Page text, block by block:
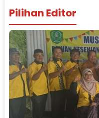
Pilihan Editor